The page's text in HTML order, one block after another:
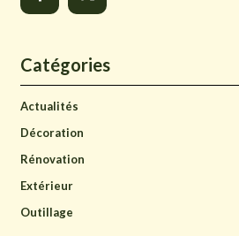
Catégories
Actualités
Décoration
Rénovation
Extérieur
Outillage